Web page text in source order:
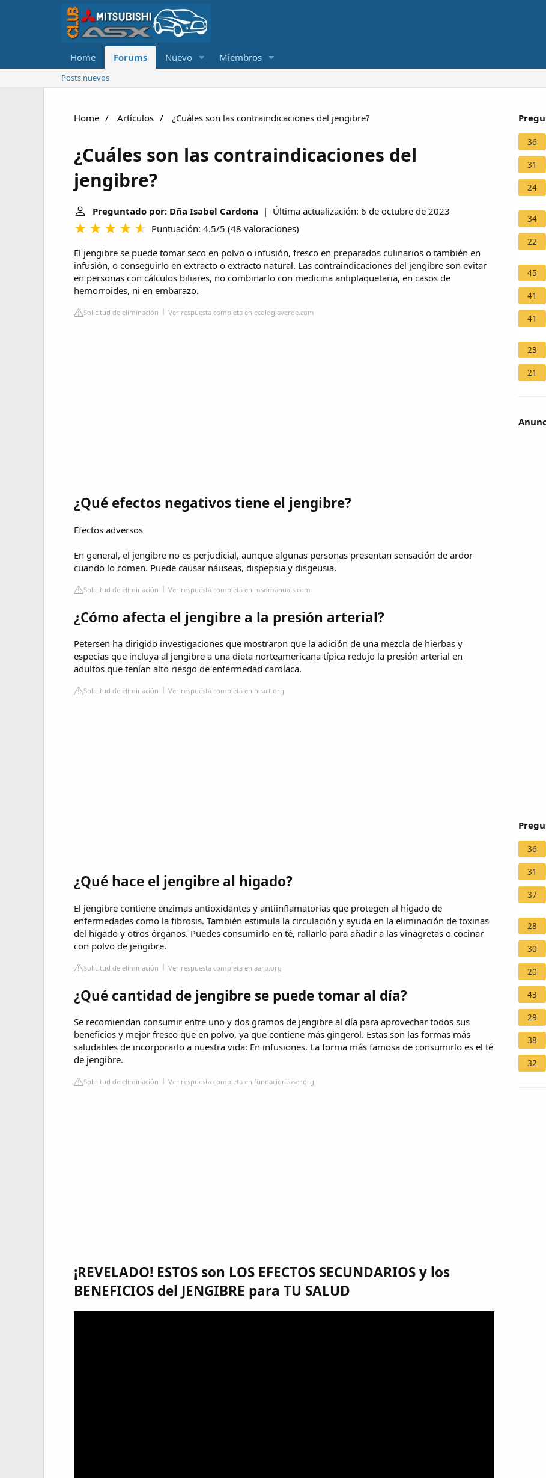
Home Forums Nuevo Miembros
Posts nuevos
Home Artículos ¿Cuáles son las contraindicaciones del jengibre?
¿Cuáles son las contraindicaciones del
jengibre?
Preguntado por: Dña Isabel Cardona | Última actualización: 6 de octubre de 2023
Puntuación: 4.5/5 (48 valoraciones)
El jengibre se puede tomar seco en polvo o infusión, fresco en preparados culinarios o también en
infusión, o conseguirlo en extracto o extracto natural. Las contraindicaciones del jengibre son evitar
en personas con cálculos biliares, no combinarlo con medicina antiplaquetaria, en casos de
hemorroides, ni en embarazo.
Solicitud de eliminación Ver respuesta completa en ecologiaverde.com
¿Qué efectos negativos tiene el jengibre?
Efectos adversos
En general, el jengibre no es perjudicial, aunque algunas personas presentan sensación de ardor
cuando lo comen. Puede causar náuseas, dispepsia y disgeusia.
Solicitud de eliminación Ver respuesta completa en msdmanuals.com
¿Cómo afecta el jengibre a la presión arterial?
Petersen ha dirigido investigaciones que mostraron que la adición de una mezcla de hierbas y
especias que incluya al jengibre a una dieta norteamericana típica redujo la presión arterial en
adultos que tenían alto riesgo de enfermedad cardíaca.
Solicitud de eliminación Ver respuesta completa en heart.org
¿Qué hace el jengibre al higado?
El jengibre contiene enzimas antioxidantes y antiinflamatorias que protegen al hígado de
enfermedades como la fibrosis. También estimula la circulación y ayuda en la eliminación de toxinas
del hígado y otros órganos. Puedes consumirlo en té, rallarlo para añadir a las vinagretas o cocinar
con polvo de jengibre.
Solicitud de eliminación Ver respuesta completa en aarp.org
¿Qué cantidad de jengibre se puede tomar al día?
Se recomiendan consumir entre uno y dos gramos de jengibre al día para aprovechar todos sus
beneficios y mejor fresco que en polvo, ya que contiene más gingerol. Estas son las formas más
saludables de incorporarlo a nuestra vida: En infusiones. La forma más famosa de consumirlo es el té
de jengibre.
Solicitud de eliminación Ver respuesta completa en fundacioncaser.org
¡REVELADO! ESTOS son LOS EFECTOS SECUNDARIOS y los
BENEFICIOS del JENGIBRE para TU SALUD
36
31
24
34
22
45
41
41
23
21
36
31
37
28
30
20
43
29
38
32